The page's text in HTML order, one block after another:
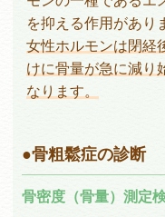
を抑える作用があり
女性ホルモンは閉経
けに骨量が急に減り
なります。
骨粗鬆症の診断
骨密度（骨量）測定